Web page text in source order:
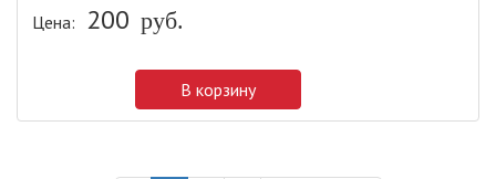
Цена: 200 руб.
В корзину